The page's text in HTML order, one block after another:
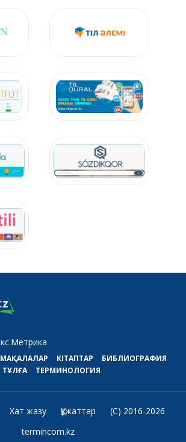
МАҚАЛАЛАР КІТАПТАР
БИБЛИОГРАФИЯ
ТҰЛҒА
ТЕРМИНОЛОГИЯ
Хат жазу Құжаттар
(C) 2016-2026
termincom.kz